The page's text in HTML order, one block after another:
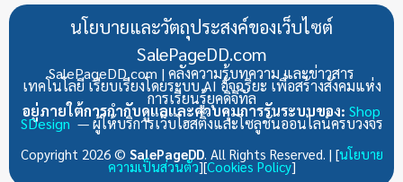
นโยบายและวัตถุประสงค์ของเว็บไซต์
SalePageDD.com
SalePageDD.com | คลังความรู้บทความ และข่าวสาร
เทคโนโลยี เรียบเรียงโดยระบบ AI อัจฉริยะ เพื่อสร้างสังคมแห่ง
การเรียนรู้ยุคดิจิทัล
อยู่ภายใต้การกำกับดูแลและควบคุมการรันระบบของ: Shop
SDesign — ผู้ให้บริการเว็บโฮสติ้งและโซลูชันออนไลน์ครบวงจร
Copyright 2026 © SalePageDD. All Rights Reserved. | [นโยบาย
ความเป็นส่วนตัว][Cookies Policy]